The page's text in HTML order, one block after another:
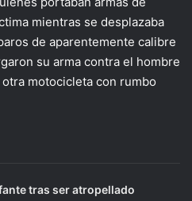
mientras se desplazaba
de aparentemente calibre
su arma contra el hombre
motocicleta con rumbo
tras ser atropellado